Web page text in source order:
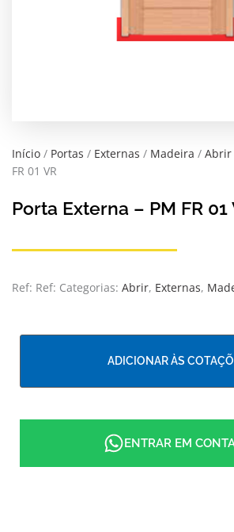
Início / Portas / Externas / Madeira / Abrir
FR 01 VR
Porta Externa – PM FR 01
Ref: Ref: Categorias: Abrir, Externas,
ADICIONAR ÀS
ENTRAR EM